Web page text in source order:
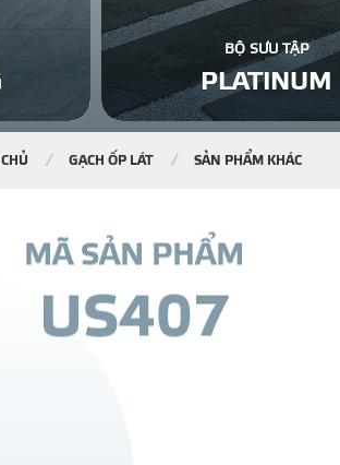
BỘ SƯU TẬP
PLATINUM
GẠCH ỐP LÁT SẢN PHẨM KHÁC
MÃ SẢN PHẨM
US407